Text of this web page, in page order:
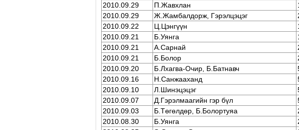
2010.09.29
П.Жавхлан
2010.09.29
Ж.Жамбалдорж, Гэрэлцэцэг
2010.09.22
Ц.Цэнгүүн
2010.09.21
Б.Уянга
2010.09.21
А.Сарнай
2010.09.21
Б.Болор
2010.09.20
Б.Лхагва-Очир, Б.Батнавч
2010.09.16
Н.Санжааханд
2010.09.10
Л.Шинэцэцэг
2010.09.07
Д.Гэрэлмаагийн гэр бүл
2010.09.03
Б.Төгөлдөр, Б.Болортуяа
2010.08.30
Б.Уянга